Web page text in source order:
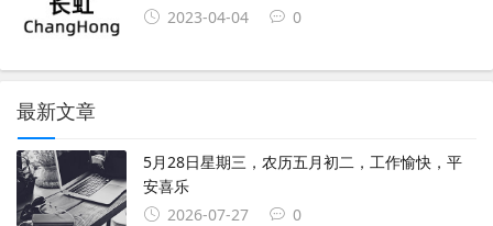
2023-04-04
0
最新文章
5月28日星期三，农历五月初二，工作愉快，平
安喜乐
2026-07-27
0